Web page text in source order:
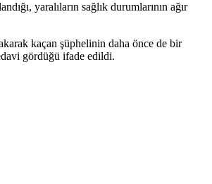
yaralıların sağlık durumlarının ağır
kaçan şüphelinin daha önce de bir
gördüğü ifade edildi.